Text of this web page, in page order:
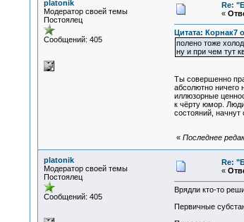
platonik
Модератор своей темы
Постоялец
Сообщений: 405
Re:
«
Цитата: Корнак7
полено тоже
ну и при чем тут
Ты совершенно
абсолютно ничего
иллюзорные
к чёрту юмор.
состояний, начнут
« Последнее
platonik
Модератор своей темы
Постоялец
Сообщений: 405
Re:
«
Врядли кто-то
Первичные